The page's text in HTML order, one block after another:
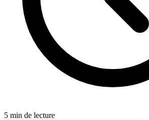
5 min de lecture